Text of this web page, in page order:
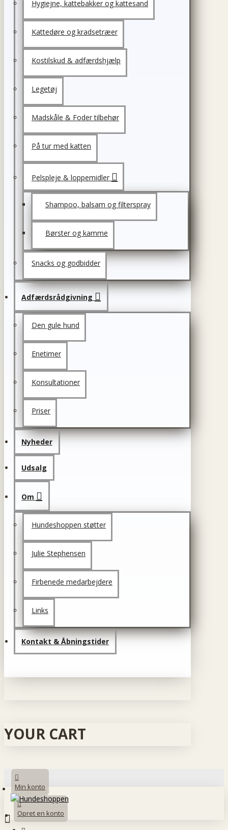
Hygiejne, kattebakker og kattesand
Kattedøre og kradsetræer
Kostilskud & adfærdshjælp
Legetøj
Madskåle & Foder tilbehør
På tur med katten
Pelspleje & loppemidler
Shampoo, balsam og filterspray
Børster og kamme
Snacks og godbidder
Adfærdsrådgivning
Den gule hund
Enetimer
Konsultationer
Priser
Nyheder
Udsalg
Om
Hundeshoppen støtter
Julie Stephensen
Firbenede medarbejdere
Links
Kontakt & Åbningstider
YOUR CART
Min konto
Opret en konto